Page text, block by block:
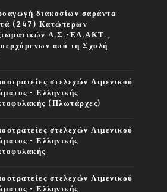
διακοσίων σαράντα
(247) Κατώτερων
Λ.Σ.-ΕΛ.ΑΚΤ.,
από τη Σχολή
στελεχών Λιμενικού
- Ελληνικής
(Πλωτάρχες)
στελεχών Λιμενικού
- Ελληνικής
στελεχών Λιμενικού
- Ελληνικής